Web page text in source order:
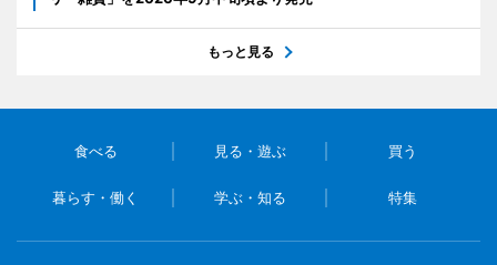
もっと見る
食べる 見る・遊ぶ 買う
暮らす・働く 学ぶ・知る 特集